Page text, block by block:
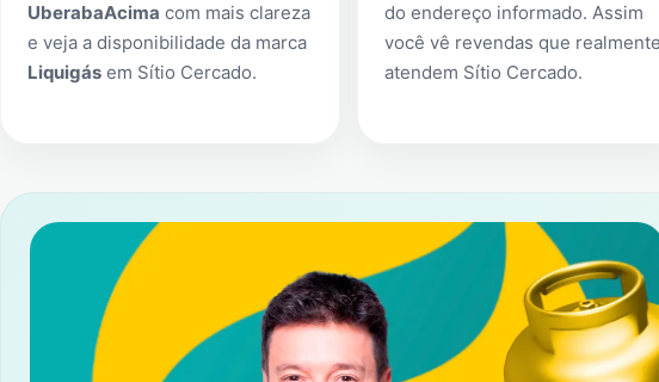
UberabaAcima com mais clareza
e veja a disponibilidade da marca
Liquigás em Sítio Cercado.
do endereço informado. Assim
você vê revendas que realmente
atendem Sítio Cercado.